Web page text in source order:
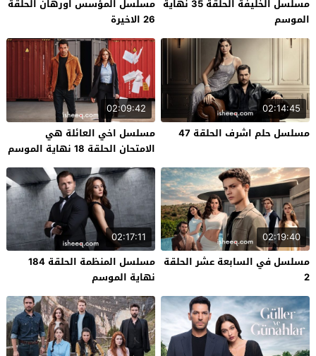
مسلسل الخليفة الحلقة 35 نهاية
الموسم
مسلسل المؤسس اورهان الحلقة
26 الاخيرة
02:14:45
مسلسل حلم اشرف الحلقة 47
02:09:42
مسلسل اخي العائلة هي
الامتحان الحلقة 18 نهاية الموسم
02:19:40
مسلسل في السابعة عشر الحلقة
2
02:17:11
مسلسل المنظمة الحلقة 184
نهاية الموسم